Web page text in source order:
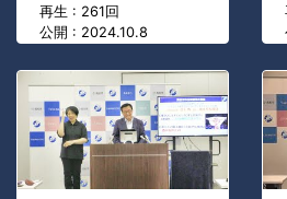
再生 : 261回
公開 : 2024.10.8